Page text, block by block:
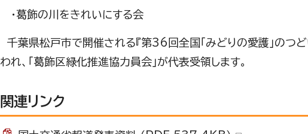
・葛飾の川をきれいにする会
千葉県松戸市で開催される『第36回全国「みどりの愛護」のつ
われ、「葛飾区緑化推進協力員会」が代表受領します。
関連リンク